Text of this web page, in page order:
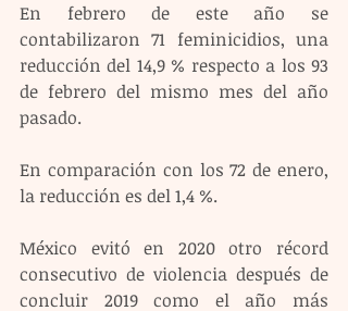
En febrero de este año se
contabilizaron 71 feminicidios, una
reducción del 14,9 % respecto a los 93
de febrero del mismo mes del año
pasado.
En comparación con los 72 de enero,
la reducción es del 1,4 %.
México evitó en 2020 otro récord
consecutivo de violencia después de
concluir 2019 como el año más